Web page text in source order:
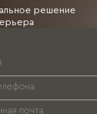
решение